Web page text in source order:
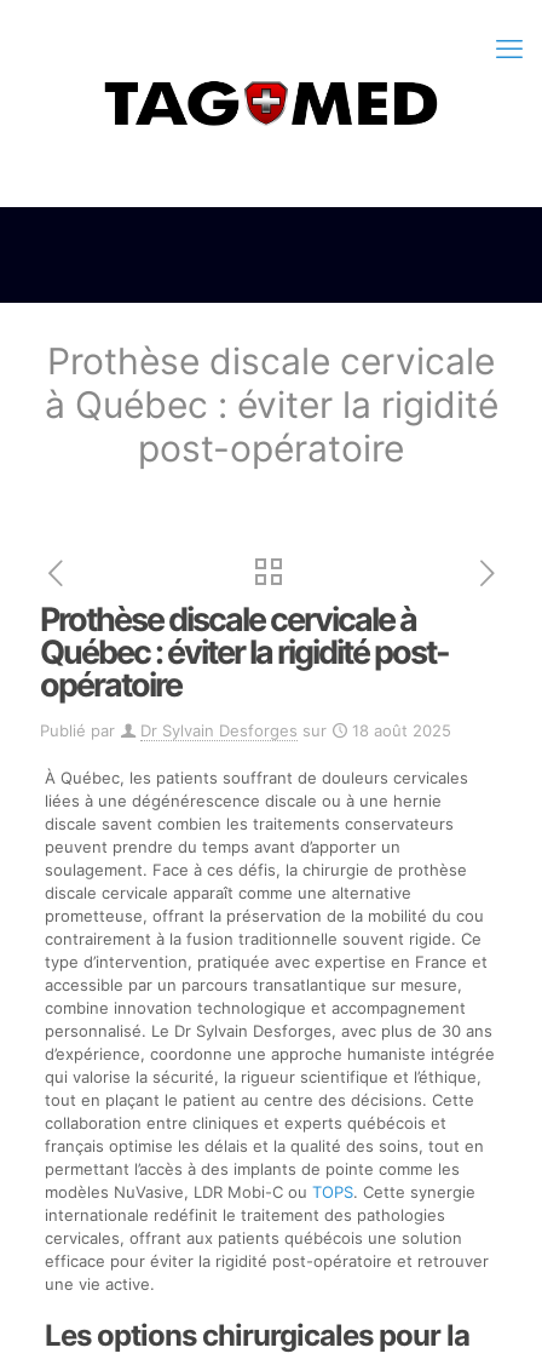
Prothèse discale cervicale
à Québec : éviter la rigidité
post-opératoire
Prothèse discale cervicale à
Québec : éviter la rigidité post-
opératoire
Publié par Dr Sylvain Desforges sur 18 août 2025
À Québec, les patients souffrant de douleurs cervicales
liées à une dégénérescence discale ou à une hernie
discale savent combien les traitements conservateurs
peuvent prendre du temps avant d’apporter un
soulagement. Face à ces défis, la chirurgie de prothèse
discale cervicale apparaît comme une alternative
prometteuse, offrant la préservation de la mobilité du cou
contrairement à la fusion traditionnelle souvent rigide. Ce
type d’intervention, pratiquée avec expertise en France et
accessible par un parcours transatlantique sur mesure,
combine innovation technologique et accompagnement
personnalisé. Le Dr Sylvain Desforges, avec plus de 30 ans
d’expérience, coordonne une approche humaniste intégrée
qui valorise la sécurité, la rigueur scientifique et l’éthique,
tout en plaçant le patient au centre des décisions. Cette
collaboration entre cliniques et experts québécois et
français optimise les délais et la qualité des soins, tout en
permettant l’accès à des implants de pointe comme les
modèles NuVasive, LDR Mobi-C ou TOPS. Cette synergie
internationale redéfinit le traitement des pathologies
cervicales, offrant aux patients québécois une solution
efficace pour éviter la rigidité post-opératoire et retrouver
une vie active.
Les options chirurgicales pour la